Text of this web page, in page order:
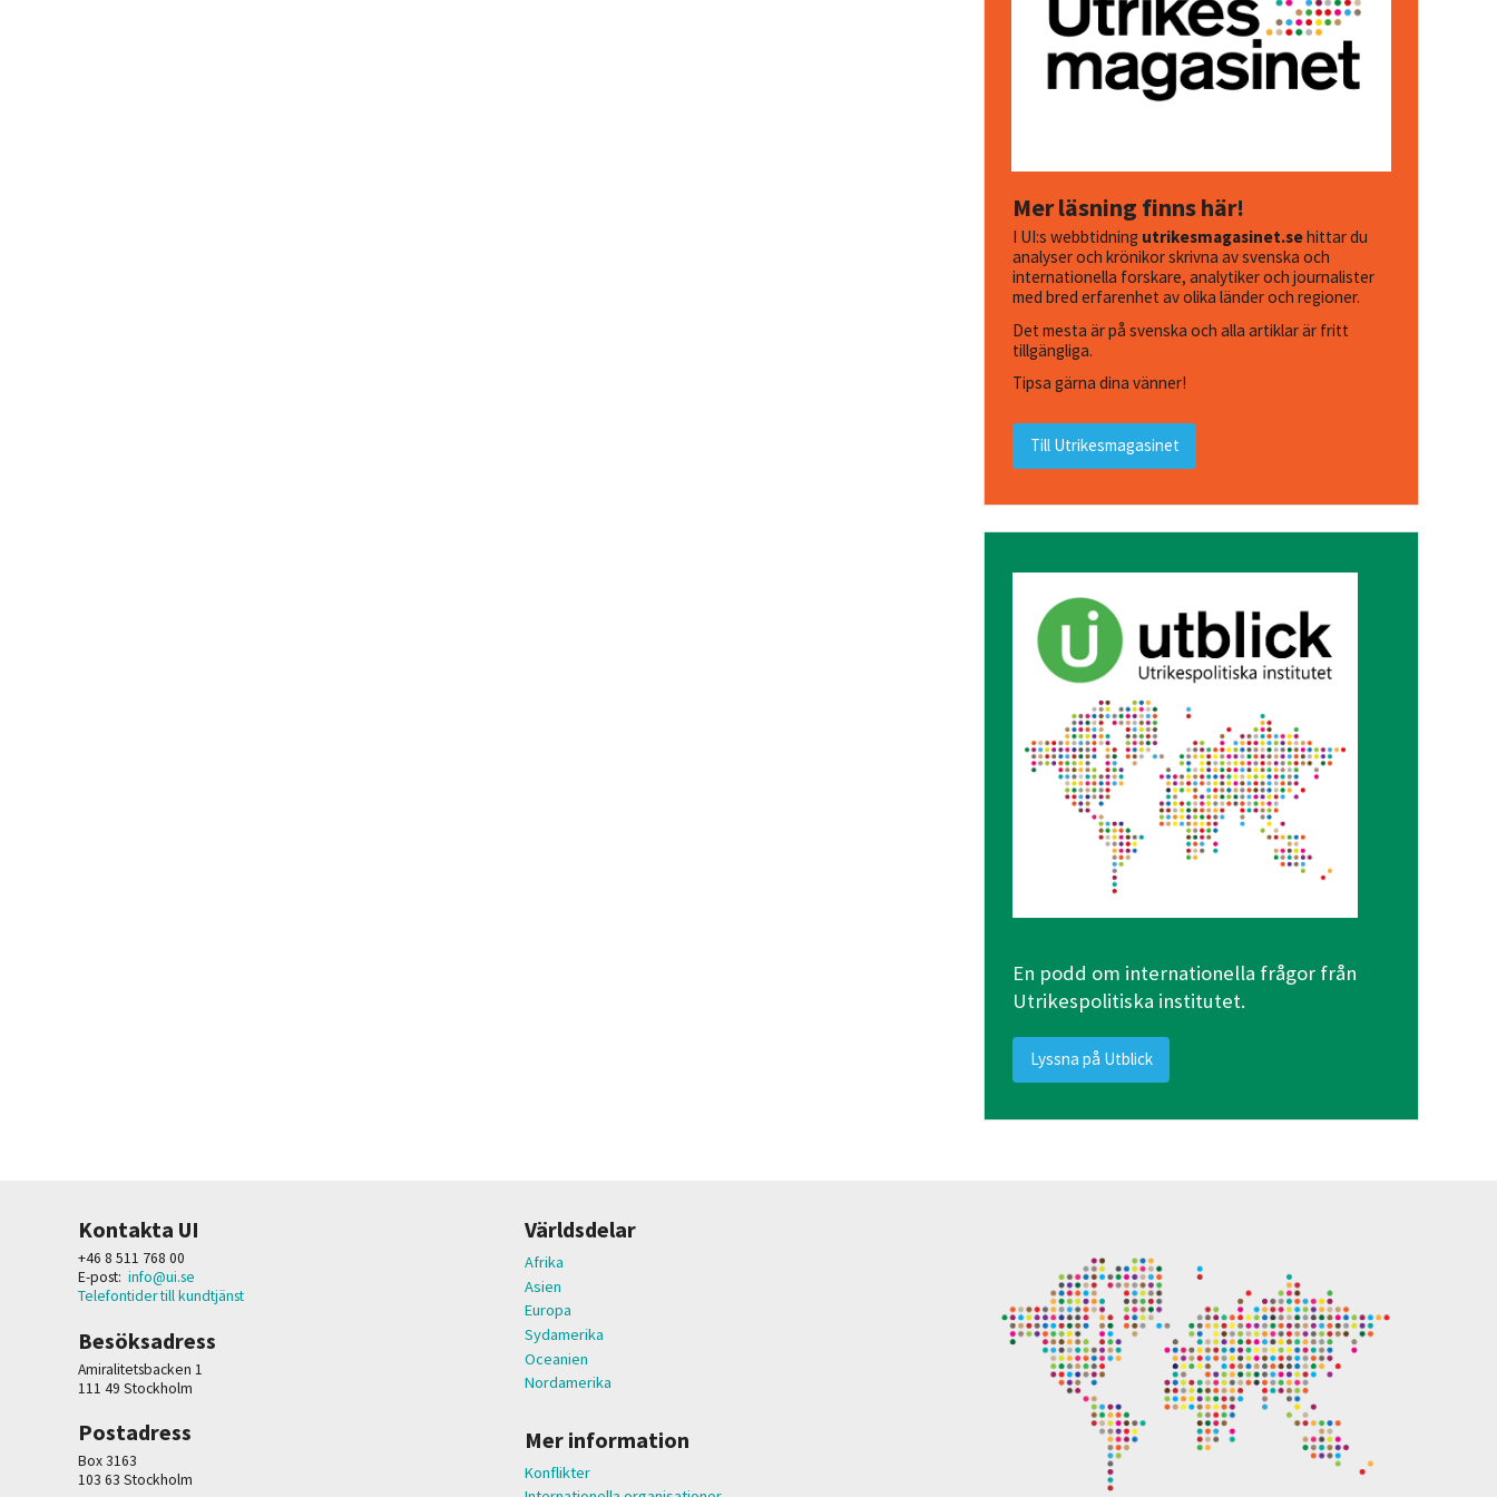
Mer läsning finns här!
I UI:s webbtidning utrikesmagasinet.sehittar du
analyser och krönikor skrivna av svenska och
internationella forskare, analytiker och journalister
med bred erfarenhet av olika länder och regioner.
Det mesta är på svenska och alla artiklar är fritt
tillgängliga.
Tipsa gärna dina vänner!
Till Utrikesmagasinet
En podd om internationella frågor från
Utrikespolitiska institutet.
Lyssna på Utblick
Kontakta UI
+46 8 511 768 00
E-post: info@ui.se
Telefontider till kundtjänst
Besöksadress
Amiralitetsbacken 1
111 49 Stockholm
Postadress
Box 3163
103 63 Stockholm
Världsdelar
Afrika
Asien
Europa
Sydamerika
Oceanien
Nordamerika
Mer information
Konflikter